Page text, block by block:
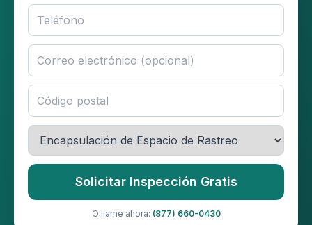
Solicitar Inspección Gratis
O llame ahora: (877) 660-0430